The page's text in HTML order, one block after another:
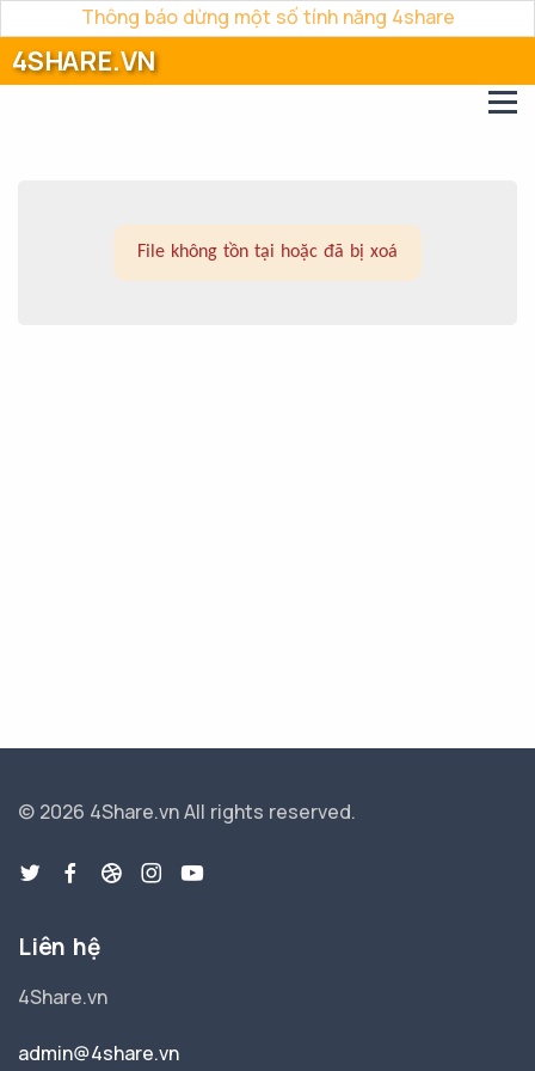
Thông báo dừng một số tính năng 4share
4SHARE.VN
File không tồn tại hoặc đã bị xoá
© 2026 4Share.vnAll rights reserved.
Liên hệ
4Share.vn
admin@4share.vn